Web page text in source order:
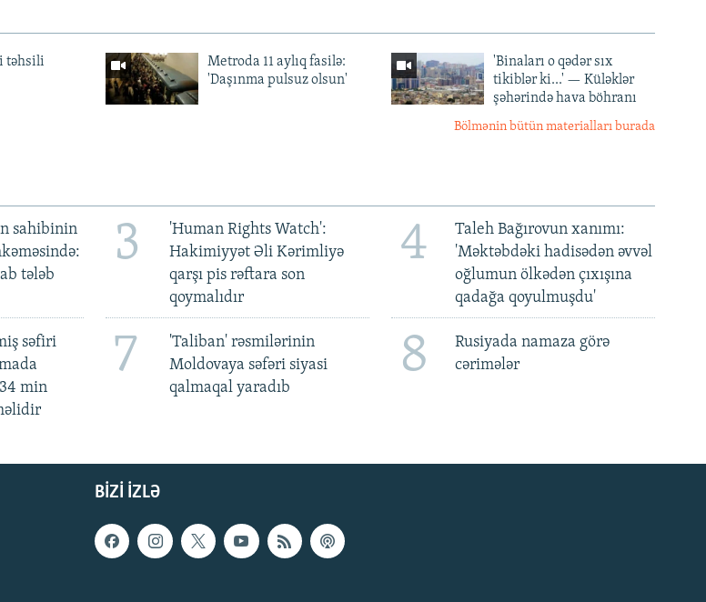
təhsili
Metroda 11 aylıq fasilə:
'Daşınma pulsuz olsun'
'Binaları o qədər sıx
tikiblər ki...' — Küləklər
şəhərində hava böhranı
Bölmənin bütün materialları burada
sahibinin
tələb
3
'Human Rights Watch':
Hakimiyyət Əli Kərimliyə
qarşı pis rəftara son
qoymalıdır
4
Taleh Bağırovun xanımı:
'Məktəbdəki hadisədən əvvəl
oğlumun ölkədən çıxışına
qadağa qoyulmuşdu'
səfiri
min
7
'Taliban' rəsmilərinin
Moldovaya səfəri siyasi
qalmaqal yaradıb
8
Rusiyada namaza görə
cərimələr
BIZI IZLƏ